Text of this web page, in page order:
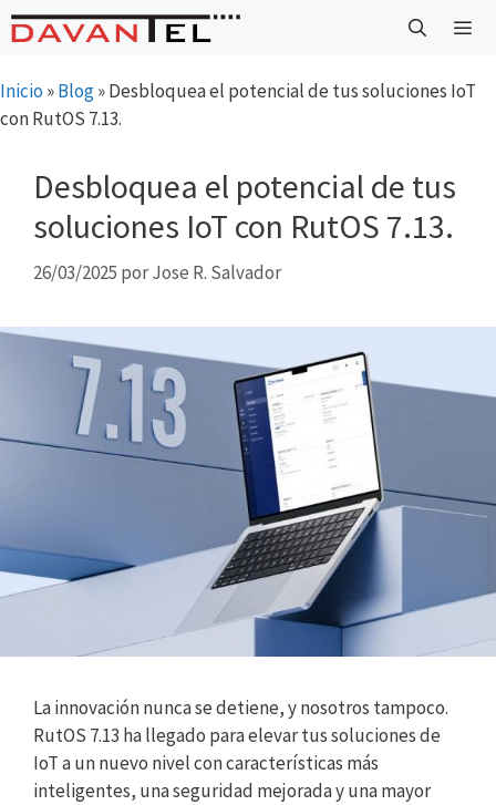
Saltar
al
Menú
Inicio »Blog»Desbloquea el potencial de tus soluciones IoT
con RutOS 7.13.
Desbloquea el potencial de tus
soluciones IoT con RutOS 7.13.
26/03/2025 porJose R. Salvador
La innovación nunca se detiene, y nosotros tampoco.
RutOS 7.13 ha llegado para elevar tus soluciones de
IoT a un nuevo nivel con características más
inteligentes, una seguridad mejorada y una mayor